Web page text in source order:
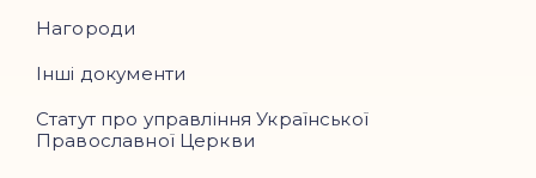
Нагороди
Інші документи
Статут про управління Української
Православної Церкви